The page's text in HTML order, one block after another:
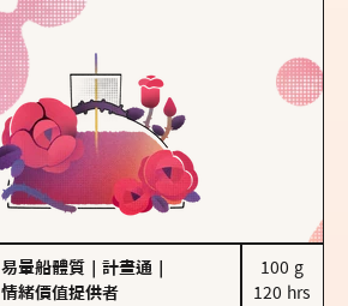
易暈船體質 計畫通
情緒價值提供者
100 g
120 hrs